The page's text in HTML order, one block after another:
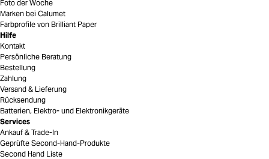
Foto der Woche
Marken bei Calumet
Farbprofile von Brilliant Paper
Hilfe
Kontakt
Persönliche Beratung
Bestellung
Zahlung
Versand & Lieferung
Rücksendung
Batterien, Elektro- und Elektronikgeräte
Services
Ankauf & Trade-In
Geprüfte Second-Hand-Produkte
Second Hand Liste